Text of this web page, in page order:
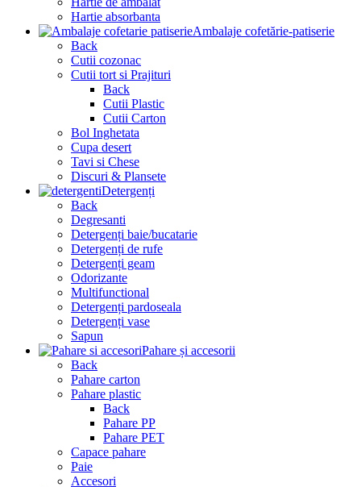
Hartie absorbanta
Ambalaje cofetărie-patiserie
Back
Cutii cozonac
Cutii tort si Prajituri
Back
Cutii Plastic
Cutii Carton
Bol Inghetata
Cupa desert
Tavi si Chese
Discuri & Plansete
Detergenți
Back
Degresanti
Detergenți baie/bucatarie
Detergenți de rufe
Detergenți geam
Odorizante
Multifunctional
Detergenți pardoseala
Detergenți vase
Sapun
Pahare și accesorii
Back
Pahare carton
Pahare plastic
Back
Pahare PP
Pahare PET
Capace pahare
Paie
Accesori